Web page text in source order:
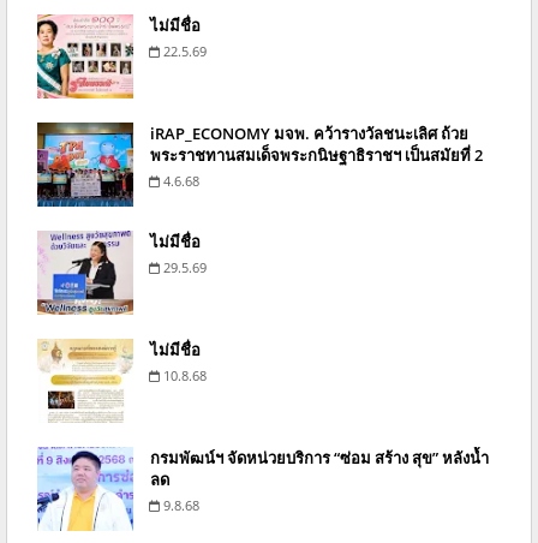
ไม่มีชื่อ
22.5.69
iRAP_ECONOMY มจพ. คว้ารางวัลชนะเลิศ ถ้วย
พระราชทานสมเด็จพระกนิษฐาธิราชฯ เป็นสมัยที่ 2
4.6.68
ไม่มีชื่อ
29.5.69
ไม่มีชื่อ
10.8.68
กรมพัฒน์ฯ จัดหน่วยบริการ “ซ่อม สร้าง สุข” หลังน้ำ
ลด
9.8.68